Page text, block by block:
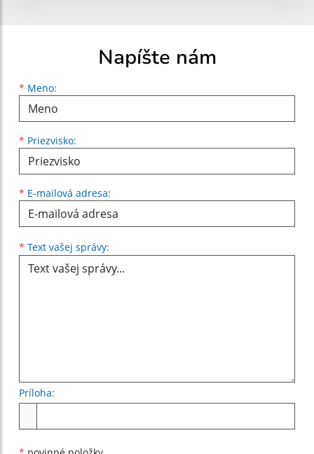
Napíšte nám
* Meno:
Meno
* Priezvisko:
Priezvisko
* E-mailová adresa:
E-mailová adresa
* Text vašej správy:
Príloha: